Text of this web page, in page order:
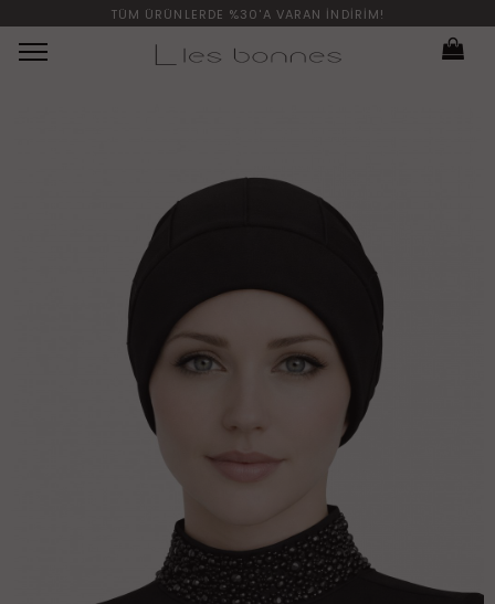
TÜM ÜRÜNLERDE %30'A VARAN İNDİRİM!
Menü